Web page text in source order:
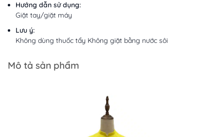
Hướng dẫn sử dụng:
Giặt tay/giặt máy
Lưu ý:
Không dùng thuốc tẩy Không giặt bằng nước sôi
Mô tả sản phẩm